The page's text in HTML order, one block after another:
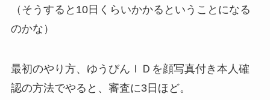
（そうすると10日くらいかかるということになる
のかな）
最初のやり方、ゆうびんＩＤを顔写真付き本人確
認の方法でやると、審査に3日ほど。